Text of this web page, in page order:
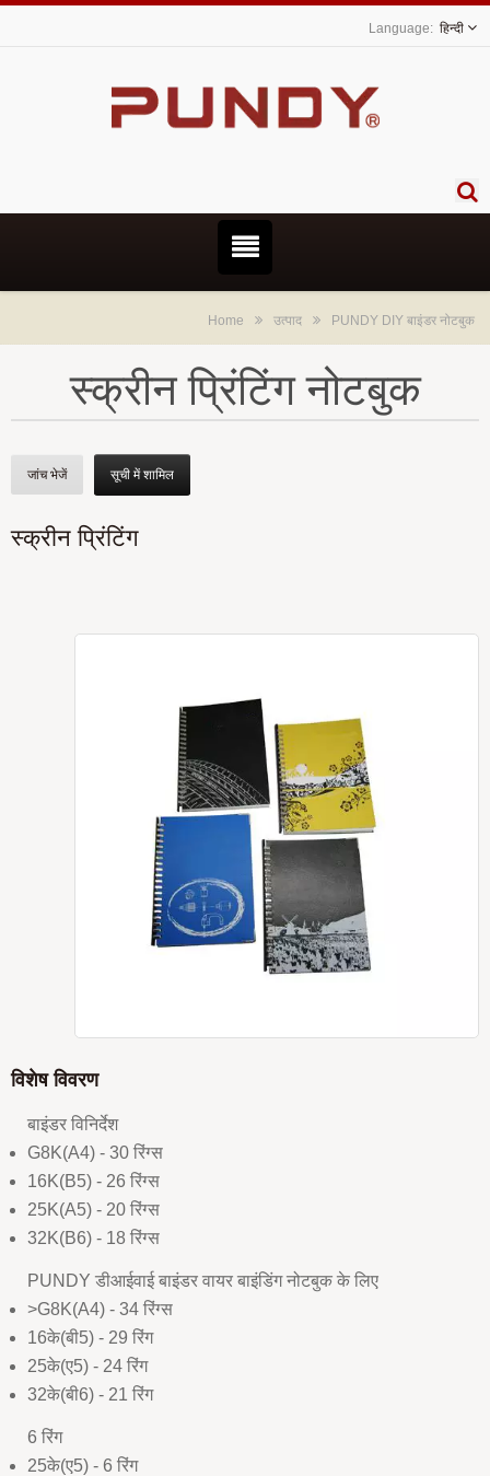
हिन्दी
Home उत्पाद PUNDY DIY बाइंडर नोटबुक
स्क्रीन प्रिंटिंग नोटबुक
जांच भेजें सूची में शामिल
स्क्रीन प्रिंटिंग
विशेष विवरण
बाइंडर विनिर्देश
G8K(A4) - 30 रिंग्स
16K(B5) - 26 रिंग्स
25K(A5) - 20 रिंग्स
32K(B6) - 18 रिंग्स
PUNDY डीआईवाई बाइंडर वायर बाइंडिंग नोटबुक के लिए
>G8K(A4) - 34 रिंग्स
16के(बी5) - 29 रिंग
25के(ए5) - 24 रिंग
32के(बी6) - 21 रिंग
6 रिंग
25के(ए5) - 6 रिंग